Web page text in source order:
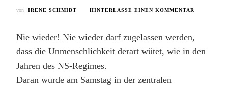
von IRENE SCHMIDT HINTERLASSE EINEN KOMMENTAR
Nie wieder! Nie wieder darf zugelassen werden,
dass die Unmenschlichkeit derart wütet, wie in den
Jahren des NS-Regimes.
Daran wurde am Samstag in der zentralen